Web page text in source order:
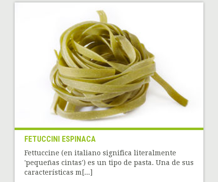
FETUCCINI ESPINACA
Fettuccine (en italiano significa literalmente
'pequeñas cintas') es un tipo de pasta. Una de sus
características m[...]